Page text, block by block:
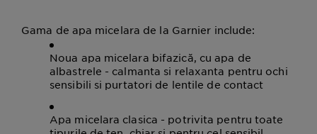
Gama de apa micelara de la Garnier include:
Noua apa micelara bifazică, cu apa de
albastrele - calmanta si relaxanta pentru ochi
sensibili si purtatori de lentile de contact
Apa micelara clasica - potrivita pentru toate